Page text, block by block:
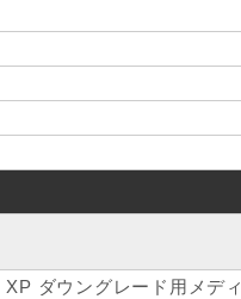
ダウングレード用メディ